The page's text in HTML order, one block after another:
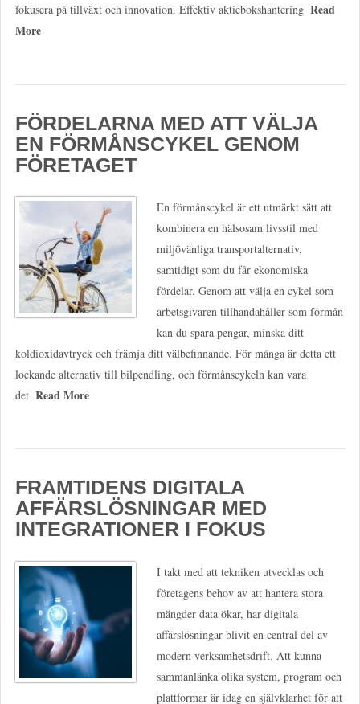
fokusera på tillväxt och innovation. Effektiv aktiebokshantering Read
More
FÖRDELARNA MED ATT VÄLJA
EN FÖRMÅNSCYKEL GENOM
FÖRETAGET
En förmånscykel är ett utmärkt sätt att
kombinera en hälsosam livsstil med
miljövänliga transportalternativ,
samtidigt som du får ekonomiska
fördelar. Genom att välja en cykel som
arbetsgivaren tillhandahåller som förmån
kan du spara pengar, minska ditt
koldioxidavtryck och främja ditt välbefinnande. För många är detta ett
lockande alternativ till bilpendling, och förmånscykeln kan vara
det Read More
FRAMTIDENS DIGITALA
AFFÄRSLÖSNINGAR MED
INTEGRATIONER I FOKUS
I takt med att tekniken utvecklas och
företagens behov av att hantera stora
mängder data ökar, har digitala
affärslösningar blivit en central del av
modern verksamhetsdrift. Att kunna
sammanlänka olika system, program och
plattformar är idag en självklarhet för att